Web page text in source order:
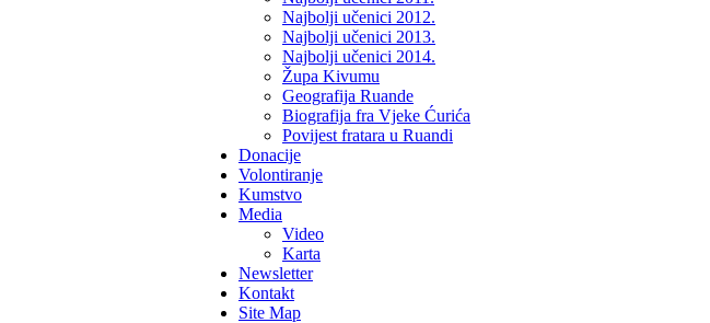
Najbolji učenici 2012.
Najbolji učenici 2013.
Najbolji učenici 2014.
Župa Kivumu
Geografija Ruande
Biografija fra Vjeke Ćurića
Povijest fratara u Ruandi
Donacije
Volontiranje
Kumstvo
Media
Video
Karta
Newsletter
Kontakt
Site Map